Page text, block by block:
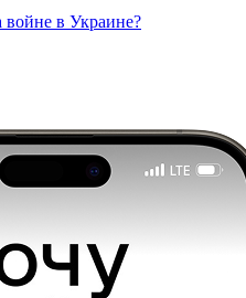
войне в Украине?